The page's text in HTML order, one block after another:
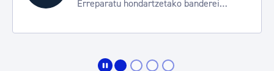
Erreparatu hondartzetako banderei